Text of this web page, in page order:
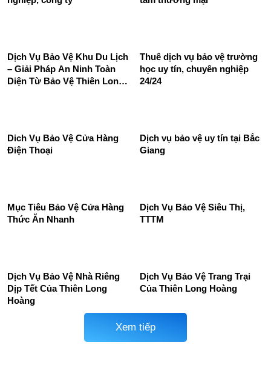
hàng 24/24 chất lượng hàng
của bảo vệ Thiên Long
Dịch vụ bảo vệ doanh
nghiệp, công ty
Dịch vụ bảo vệ siêu thị, trung
tâm thương mại
Dịch Vụ Bảo Vệ Khu Du Lịch
– Giải Pháp An Ninh Toàn
Thuê dịch vụ bảo vệ trường
học uy tín, chuyên nghiệp
Dich Vụ Bảo Vệ Cửa Hàng
Dịch vụ bảo vệ uy tín tại Bắc
Mục Tiêu Bảo Vệ Cửa Hàng
Thức Ăn Nhanh
Dịch Vụ Bảo Vệ Siêu Thị,